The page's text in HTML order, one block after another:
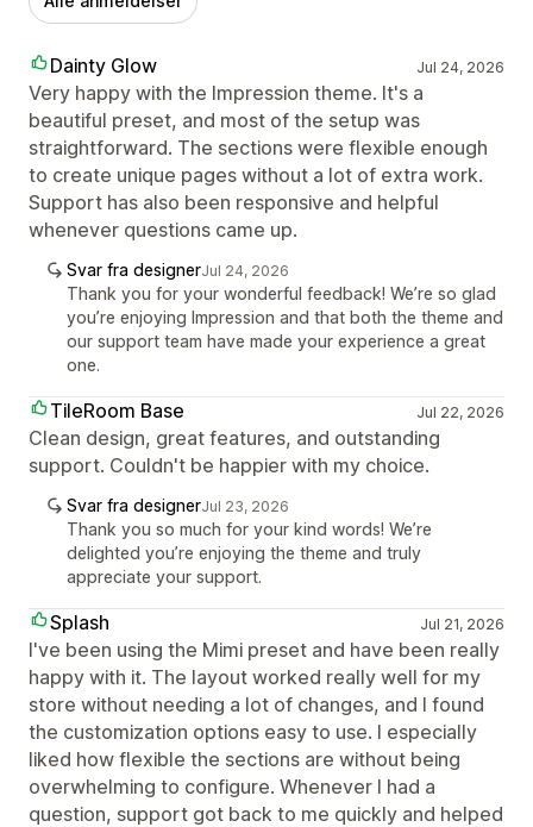
Dainty Glow Jul 24, 2026
Very happy with the Impression theme. It's a
beautiful preset, and most of the setup was
straightforward. The sections were flexible enough
to create unique pages without a lot of extra work.
Support has also been responsive and helpful
whenever questions came up.
Svar fra designerJul 24, 2026
Thank you for your wonderful feedback! We’re so glad
you’re enjoying Impression and that both the theme and
our support team have made your experience a great
one.
TileRoom Base Jul 22, 2026
Clean design, great features, and outstanding
support. Couldn't be happier with my choice.
Svar fra designerJul 23, 2026
Thank you so much for your kind words! We’re
delighted you’re enjoying the theme and truly
appreciate your support.
Splash Jul 21, 2026
I've been using the Mimi preset and have been really
happy with it. The layout worked really well for my
store without needing a lot of changes, and I found
the customization options easy to use. I especially
liked how flexible the sections are without being
overwhelming to configure. Whenever I had a
question, support got back to me quickly and helped